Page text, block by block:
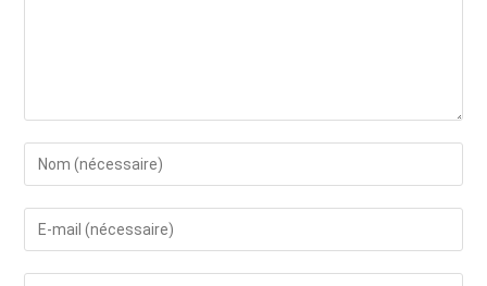
Enter
your
name
Enter
your
email